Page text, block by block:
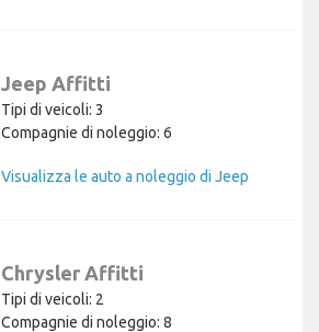
Jeep Affitti
Tipi di veicoli: 3
Compagnie di noleggio: 6
Visualizza le auto a noleggio di Jeep
Chrysler Affitti
Tipi di veicoli: 2
Compagnie di noleggio: 8